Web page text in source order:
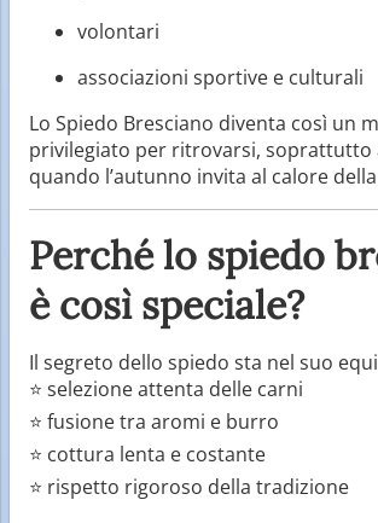
volontari
associazioni sportive e culturali
Lo Spiedo Bresciano diventa così un
privilegiato per ritrovarsi, soprattutto
quando l’autunno invita al calore
Perché lo spiedo
è così speciale?
Il segreto dello spiedo sta nel suo
⭐ selezione attenta delle carni
⭐ fusione tra aromi e burro
⭐ cottura lenta e costante
⭐ rispetto rigoroso della tradizione